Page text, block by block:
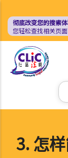
主
彻底改变您的搜索体
您轻松查找相关页面
搜
索
3. 怎